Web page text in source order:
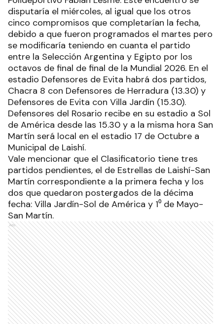
disputaría el miércoles, al igual que los otros
cinco compromisos que completarían la fecha,
debido a que fueron programados el martes pero
se modificaría teniendo en cuanta el partido
entre la Selección Argentina y Egipto por los
octavos de final de final de la Mundial 2026. En el
estadio Defensores de Evita habrá dos partidos,
Chacra 8 con Defensores de Herradura (13.30) y
Defensores de Evita con Villa Jardín (15.30).
Defensores del Rosario recibe en su estadio a Sol
de América desde las 15.30 y a la misma hora San
Martín será local en el estadio 17 de Octubre a
Municipal de Laishí.
Vale mencionar que el Clasificatorio tiene tres
partidos pendientes, el de Estrellas de Laishí-San
Martín correspondiente a la primera fecha y los
dos que quedaron postergados de la décima
fecha: Villa Jardín-Sol de América y 1⁰ de Mayo-
San Martín.
Ads